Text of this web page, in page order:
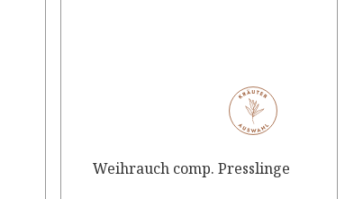
Weihrauch comp. Presslinge